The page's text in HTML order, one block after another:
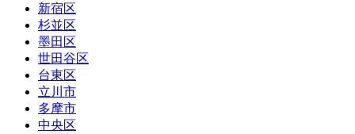
新宿区
杉並区
墨田区
世田谷区
台東区
立川市
多摩市
中央区